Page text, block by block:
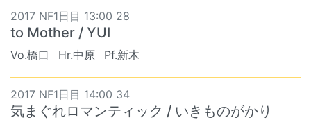
2017 NF1日目 13:00 28
to Mother / YUI
Vo.橋口 Hr.中原 Pf.新木
2017 NF1日目 14:00 34
気まぐれロマンティック / いきものがかり